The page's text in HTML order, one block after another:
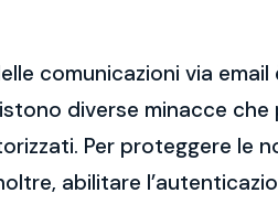
comunicazioni via
diverse minacce
Per proteggere le
abilitare